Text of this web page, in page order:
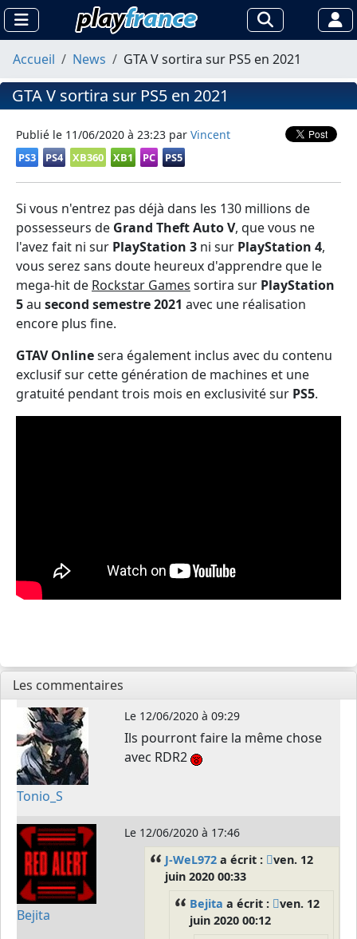
Accueil News GTA V sortira sur PS5 en 2021
GTA V sortira sur PS5 en 2021
Publié le 11/06/2020 à 23:23 par Vincent
PS3 PS4 XB360 XB1 PC PS5
Si vous n'entrez pas déjà dans les 130 millions de
possesseurs de Grand Theft Auto V, que vous ne
l'avez fait ni sur PlayStation 3 ni sur PlayStation 4,
vous serez sans doute heureux d'apprendre que le
mega-hit de Rockstar Games sortira sur PlayStation
5au second semestre 2021 avec une réalisation
encore plus fine.
GTAV Onlinesera également inclus avec du contenu
exclusif sur cette génération de machines et une
gratuité pendant trois mois en exclusivité sur PS5.
Les commentaires
Tonio_S
Le 12/06/2020 à 09:29
Ils pourront faire la même chose
avec RDR2
Bejita
Le 12/06/2020 à 17:46
J-WeL972 a écrit :
ven. 12
juin 2020 00:33
Bejita a écrit :
ven. 12
juin 2020 00:12